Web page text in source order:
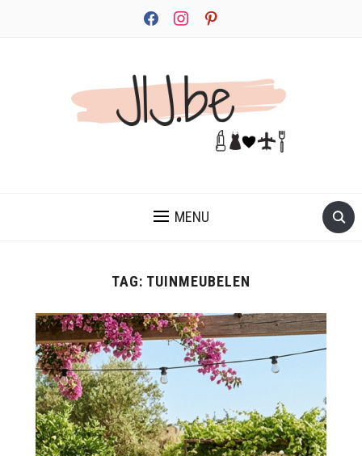
facebookinstagrampinterest
MENU
TAG: TUINMEUBELEN